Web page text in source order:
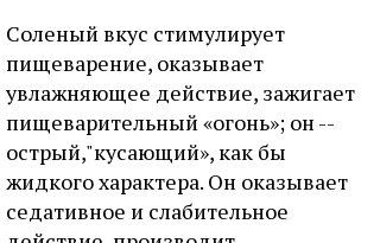
Соленый вкус стимулирует
пищеварение, оказывает
увлажняющее действие, зажигает
пищеварительный «огонь»; он --
острый,"кусающий», как бы
жидкого характера. Он оказывает
седативное и слабительное